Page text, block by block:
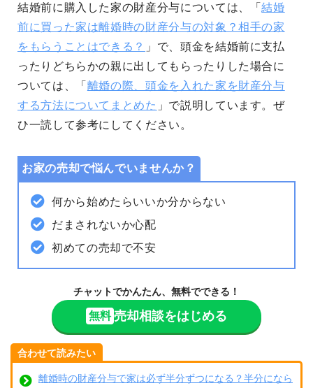
結婚前に購入した家の財産分与については、「結婚
前に買った家は離婚時の財産分与の対象？相手の家
をもらうことはできる？ 」で、頭金を結婚前に支払
ったりどちらかの親に出してもらったりした場合に
ついては、「 離婚の際、頭金を入れた家を財産分与
する方法についてまとめた 」で説明しています。ぜ
ひ一読して参考にしてください。
お家の売却で悩んでいませんか？
何から始めたらいいか分からない
だまされないか心配
初めての売却で不安
チャットでかんたん、無料でできる！
無料 売却相談をはじめる
合わせて読みたい
離婚時の財産分与で家は必ず半分ずつになる？半分になら